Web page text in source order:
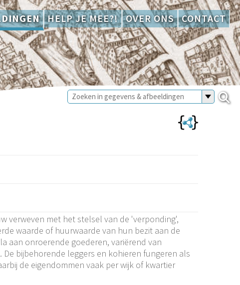
HELP JE MEE?! OVER ONS CONTACT
verweven met het stelsel van de 'verponding',
waarde of huurwaarde van hun bezit aan de
aan onroerende goederen, variërend van
bijbehorende leggers en kohieren fungeren als
de eigendommen vaak per wijk of kwartier